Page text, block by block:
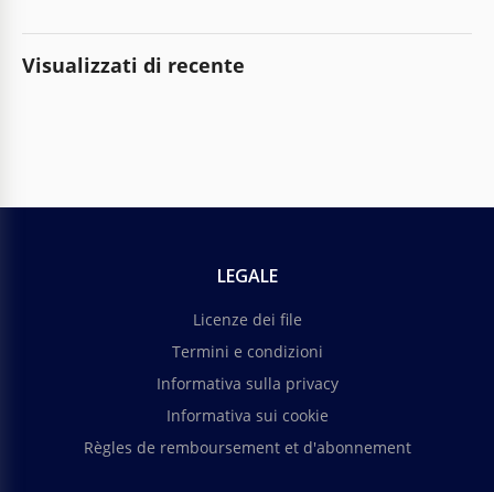
Visualizzati di recente
LEGALE
Licenze dei file
Termini e condizioni
Informativa sulla privacy
Informativa sui cookie
Règles de remboursement et d'abonnement